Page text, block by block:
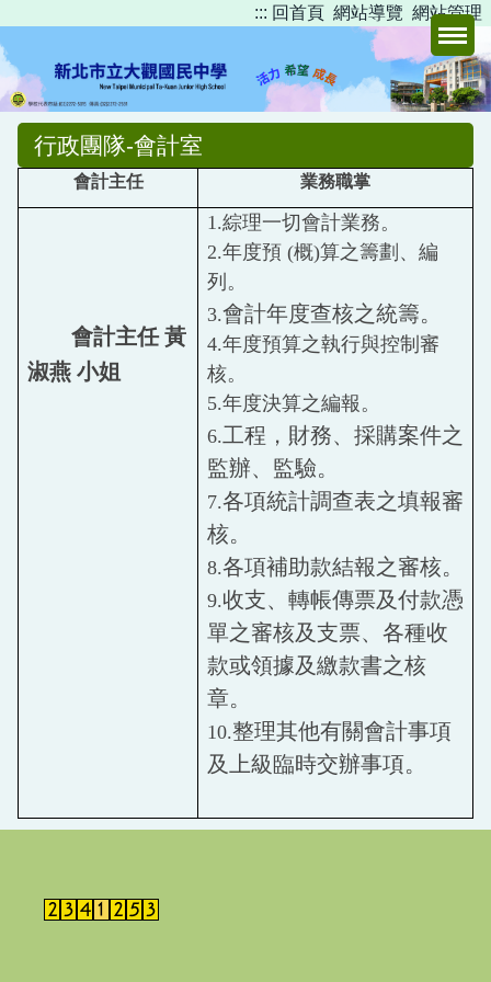
主
要
內
區
::: 回首頁 網站導覽 網站管理
行政團隊-會計室
會計主任 業務職掌
會計主任黃
淑燕 小姐
1.綜理一切會計業務。
2.年度預 (概)算之籌劃、編
列。
3.會計年度查核之統籌。
4.年度預算之執行與控制審
核。
5.年度決算之編報。
6.工程，財務、採購案件之
監辦、監驗。
7.各項統計調查表之填報審
核。
8.各項補助款結報之審核。
9.收支、轉帳傳票及付款憑
單之審核及支票、各種收
款或領據及繳款書之核
章。
10.整理其他有關會計事項
及上級臨時交辦事項。